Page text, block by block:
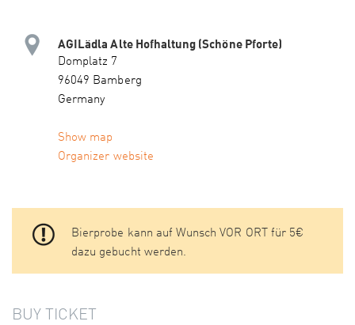
AGILädla Alte Hofhaltung (Schöne Pforte)
Domplatz 7
96049 Bamberg
Germany
Show map
Organizer website
Bierprobe kann auf Wunsch VOR ORT für 5€
dazu gebucht werden.
BUY TICKET